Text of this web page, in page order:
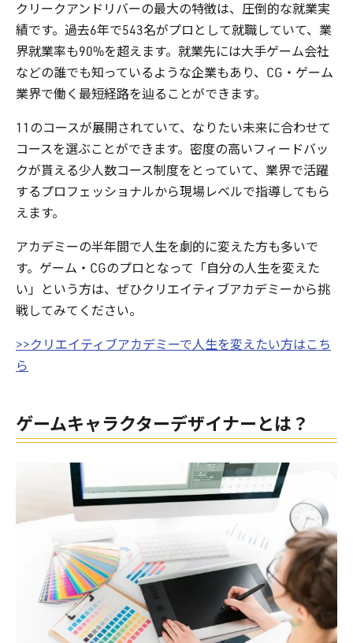
クリークアンドリバーの最大の特徴は、圧倒的な就業実
績です。過去6年で543名がプロとして就職していて、業
界就業率も90%を超えます。就業先には大手ゲーム会社
などの誰でも知っているような企業もあり、CG・ゲーム
業界で働く最短経路を辿ることができます。
11のコースが展開されていて、なりたい未来に合わせて
コースを選ぶことができます。密度の高いフィードバッ
クが貰える少人数コース制度をとっていて、業界で活躍
するプロフェッショナルから現場レベルで指導してもら
えます。
アカデミーの半年間で人生を劇的に変えた方も多いで
す。ゲーム・CGのプロとなって「自分の人生を変えた
い」という方は、ぜひクリエイティブアカデミーから挑
戦してみてください。
>>クリエイティブアカデミーで人生を変えたい方はこち
ら
ゲームキャラクターデザイナーとは？